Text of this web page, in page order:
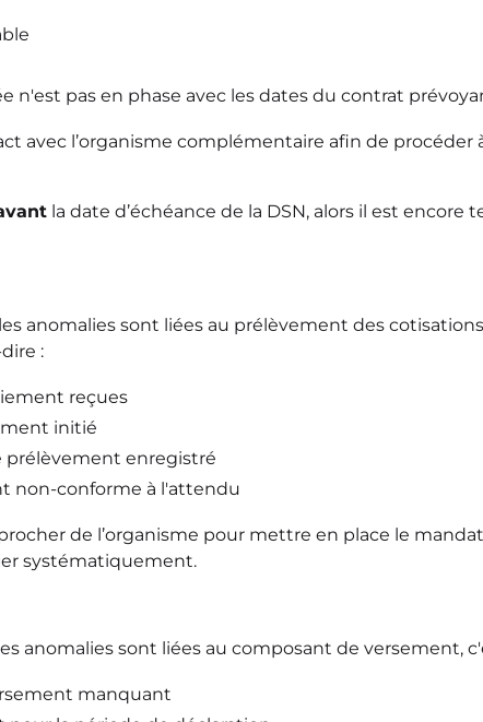
n'est pas en phase avec les dates du contrat
avec l’organisme complémentaire afin de procéder
la date d’échéance de la DSN, alors il est encore
les anomalies sont liées au prélèvement des
:
reçues
initié
prélèvement enregistré
non-conforme à l'attendu
de l’organisme pour mettre en place le
systématiquement.
anomalies sont liées au composant de versement,
manquant